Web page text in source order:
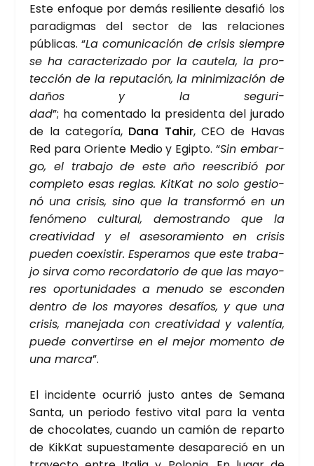
Este enfo­que por demás resi­lien­te desa­fió los
para­dig­mas del sec­tor de las rela­cio­nes
públi­cas. “La comu­ni­ca­ción de cri­sis siem­pre
se ha carac­te­ri­za­do por la cau­te­la, la pro­
tec­ción de la repu­tación, la mini­mi­za­ción de
daños y la segu­ri­
dad”; ha comen­ta­do la pre­si­den­ta del jura­do
de la cate­go­ría, Dana Tahir, CEO de Havas
Red para Orien­te Medio y Egip­to. “Sin embar­
go, el tra­ba­jo de este año rees­cri­bió por
com­ple­to esas reglas. Kit­Kat no solo ges­tio­
nó una cri­sis, sino que la trans­for­mó en un
fenó­meno cul­tu­ral, demos­tran­do que la
crea­ti­vi­dad y el ase­so­ra­mien­to en cri­sis
pue­den coexis­tir. Espe­ra­mos que este tra­ba­
jo sir­va como recor­da­to­rio de que las mayo­
res opor­tu­ni­da­des a menu­do se escon­den
den­tro de los mayo­res desa­fíos, y que una
cri­sis, mane­ja­da con crea­ti­vi­dad y valen­tía,
pue­de con­ver­tir­se en el mejor momen­to de
una mar­ca”.
El inci­den­te ocu­rrió jus­to antes de Sema­na
San­ta, un perio­do fes­ti­vo vital para la ven­ta
de cho­co­la­tes, cuan­do un camión de repar­to
de Kik­Kat supues­ta­men­te des­apa­re­ció en un